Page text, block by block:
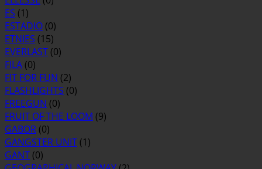
ES (1)
ESTADIO (0)
ETNIES (15)
EVERLAST (0)
FILA (0)
FIT FOR FUN (2)
FLASHLIGHTS (0)
FREEGUN (0)
FRUIT OF THE LOOM (9)
GABOR (0)
GANGSTER UNIT (1)
GANT (0)